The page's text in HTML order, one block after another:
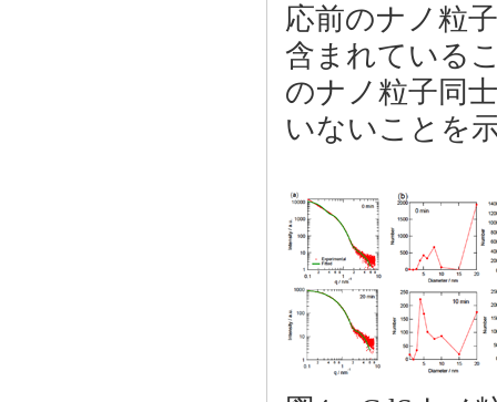
応前のナノ粒
含まれている
のナノ粒子同
いないことを